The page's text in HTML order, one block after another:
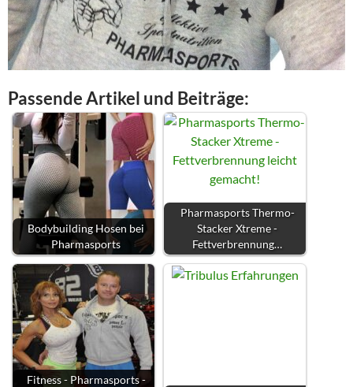
Passende Artikel und Beiträge:
Bodybuilding Hosen bei
Pharmasports
Pharmasports Thermo-
Stacker Xtreme -
Fettverbrennung…
Fitness - Pharmasports -